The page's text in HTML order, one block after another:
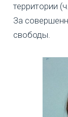
территории
За
свободы.